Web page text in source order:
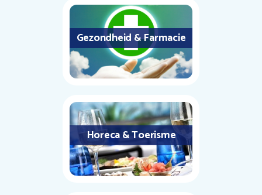
Gezondheid & Farmacie
Horeca & Toerisme